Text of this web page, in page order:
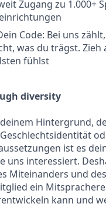
Zugang zu 1.000+
Code: Bei uns
was du trägst. Zieh
fühlst
diversity
Hintergrund,
ist es
uns interessiert.
Miteinanders und
ein
kann und